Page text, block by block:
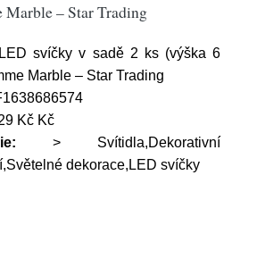
Marble – Star Trading
LED svíčky v sadě 2 ks (výška 6
Marble – Star Trading
Kč Kč
> Svítidla,Dekorativní
dekorace,LED svíčky